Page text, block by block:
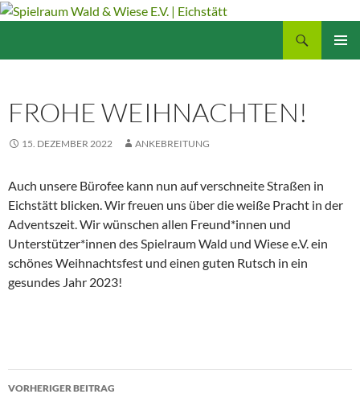
Zum
FROHE WEIHNACHTEN!
15. DEZEMBER 2022 ANKEBREITUNG
Auch unsere Bürofee kann nun auf verschneite Straßen in
Eichstätt blicken. Wir freuen uns über die weiße Pracht in der
Adventszeit. Wir wünschen allen Freund*innen und
Unterstützer*innen des Spielraum Wald und Wiese e.V. ein
schönes Weihnachtsfest und einen guten Rutsch in ein
gesundes Jahr 2023!
Beitragsnavigation
VORHERIGER BEITRAG